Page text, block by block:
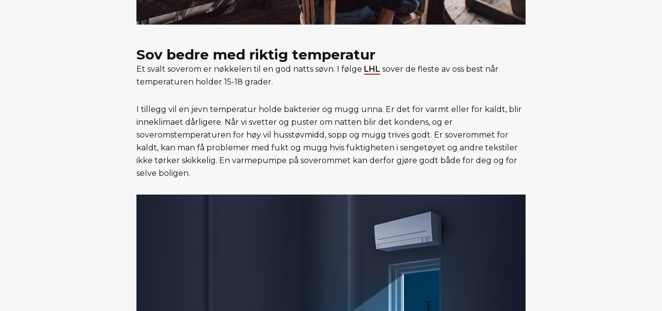
Sov bedre med riktig temperatur
Et svalt soverom er nøkkelen til en god natts søvn. I følge LHL sover de fleste av oss best når
temperaturen holder 15-18 grader.
I tillegg vil en jevn temperatur holde bakterier og mugg unna. Er det for varmt eller for kaldt, blir
inneklimaet dårligere. Når vi svetter og puster om natten blir det kondens, og er
soveromstemperaturen for høy vil husstøvmidd, sopp og mugg trives godt. Er soverommet for
kaldt, kan man få problemer med fukt og mugg hvis fuktigheten i sengetøyet og andre tekstiler
ikke tørker skikkelig. En varmepumpe på soverommet kan derfor gjøre godt både for deg og for
selve boligen.